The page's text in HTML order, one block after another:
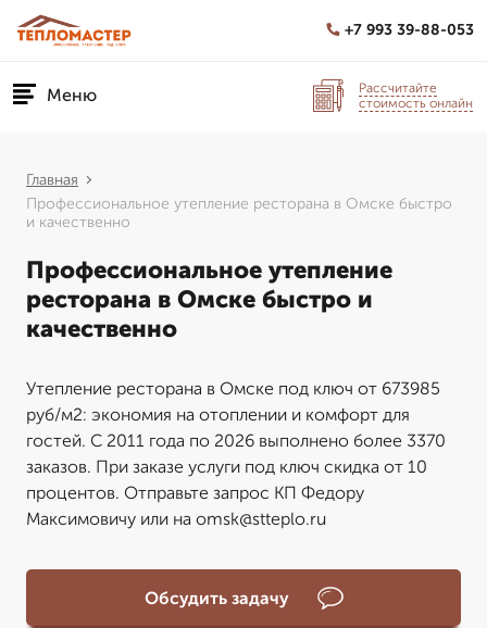
+7 993 39-88-053
Меню
Рассчитайте
стоимость онлайн
Главная
Профессиональное утепление ресторана в Омске быстро
и качественно
Профессиональное утепление
ресторана в Омске быстро и
качественно
Утепление ресторана в Омске под ключ от 673985
руб/м2: экономия на отоплении и комфорт для
гостей. С 2011 года по 2026 выполнено более 3370
заказов. При заказе услуги под ключ скидка от 10
процентов. Отправьте запрос КП Федору
Максимовичу или на omsk@stteplo.ru
Обсудить задачу